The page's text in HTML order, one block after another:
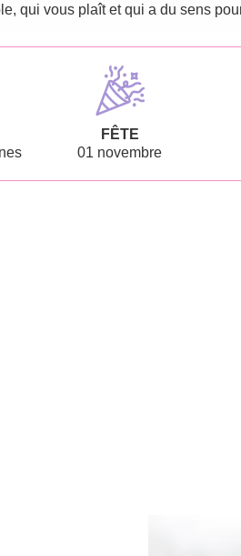
qui vous plaît et qui a du sens
FÊTE
01 novembre